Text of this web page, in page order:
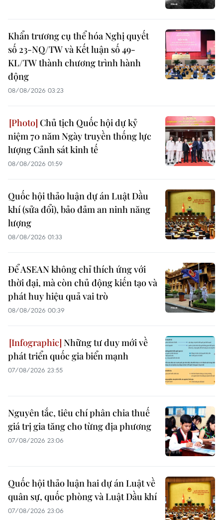
Khẩn trương cụ thể hóa Nghị quyết
số 23-NQ/TW và Kết luận số 49-
KL/TW thành chương trình hành
động
08/08/2026 03:23
Chủ tịch Quốc hội dự kỷ
niệm 70 năm Ngày truyền thống lực
lượng Cảnh sát kinh tế
08/08/2026 01:59
Quốc hội thảo luận dự án Luật Dầu
khí (sửa đổi), bảo đảm an ninh năng
lượng
08/08/2026 01:33
Để ASEAN không chỉ thích ứng với
thời đại, mà còn chủ động kiến tạo và
phát huy hiệu quả vai trò
08/08/2026 00:39
Những tư duy mới về
phát triển quốc gia biển mạnh
07/08/2026 23:55
Nguyên tắc, tiêu chí phân chia thuế
giá trị gia tăng cho từng địa phương
07/08/2026 23:06
Quốc hội thảo luận hai dự án Luật về
quân sự, quốc phòng và Luật Dầu khí
07/08/2026 23:06